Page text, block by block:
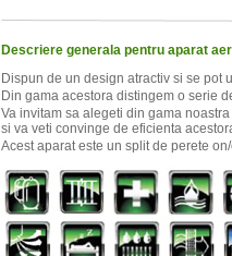
Descriere generala pentru aparat
Dispun de un design atractiv si se pot
Din gama acestora distingem o serie
Va invitam sa alegeti din gama
si va veti convinge de eficienta
Acest aparat este un split de perete